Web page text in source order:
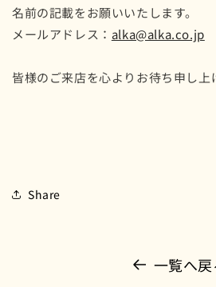
名前の記載をお願いいたします。
メールアドレス： alka@alka.co.jp
皆様のご来店を心よりお待ち申し上
Share
一覧へ戻